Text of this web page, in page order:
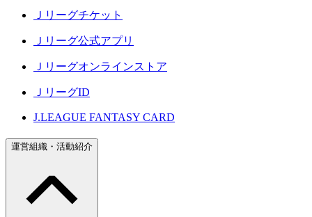
Ｊリーグチケット
Ｊリーグ公式アプリ
Ｊリーグオンラインストア
ＪリーグID
J.LEAGUE FANTASY CARD
運営組織・活動紹介